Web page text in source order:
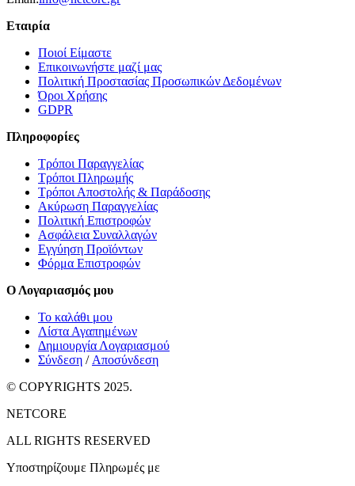
Εταιρία
Ποιοί Είμαστε
Επικοινωνήστε μαζί μας
Πολιτική Προστασίας Προσωπικών Δεδομένων
Όροι Χρήσης
GDPR
Πληροφορίες
Τρόποι Παραγγελίας
Τρόποι Πληρωμής
Τρόποι Αποστολής & Παράδοσης
Ακύρωση Παραγγελίας
Πολιτική Επιστροφών
Ασφάλεια Συναλλαγών
Εγγύηση Προϊόντων
Φόρμα Επιστροφών
Ο Λογαριασμός μου
Το καλάθι μου
Λίστα Αγαπημένων
Δημιουργία Λογαριασμού
Σύνδεση / Αποσύνδεση
© COPYRIGHTS 2025.
NETCORE
ALL RIGHTS RESERVED
Υποστηρίζουμε Πληρωμές με